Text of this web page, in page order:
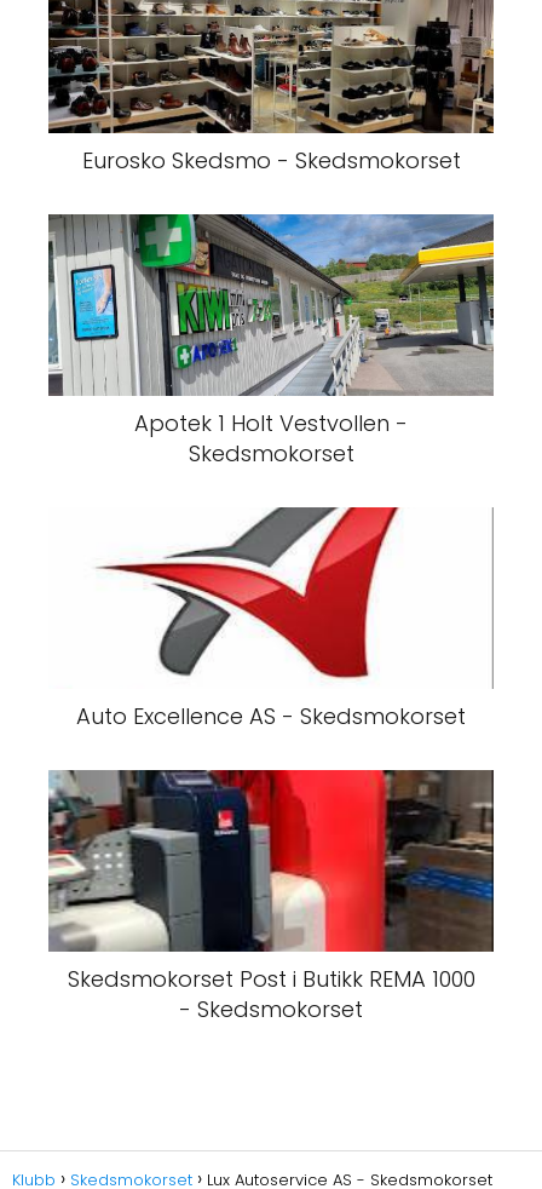
Eurosko Skedsmo - Skedsmokorset
Apotek 1 Holt Vestvollen -
Skedsmokorset
Auto Excellence AS - Skedsmokorset
Skedsmokorset Post i Butikk REMA 1000
- Skedsmokorset
Klubb Skedsmokorset Lux Autoservice AS - Skedsmokorset